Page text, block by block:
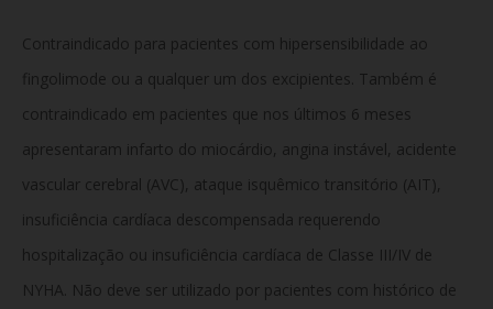
Contraindicado para pacientes com hipersensibilidade ao
fingolimode ou a qualquer um dos excipientes. Também é
contraindicado em pacientes que nos últimos 6 meses
apresentaram infarto do miocárdio, angina instável, acidente
vascular cerebral (AVC), ataque isquêmico transitório (AIT),
insuficiência cardíaca descompensada requerendo
hospitalização ou insuficiência cardíaca de Classe III/IV de
NYHA. Não deve ser utilizado por pacientes com histórico de